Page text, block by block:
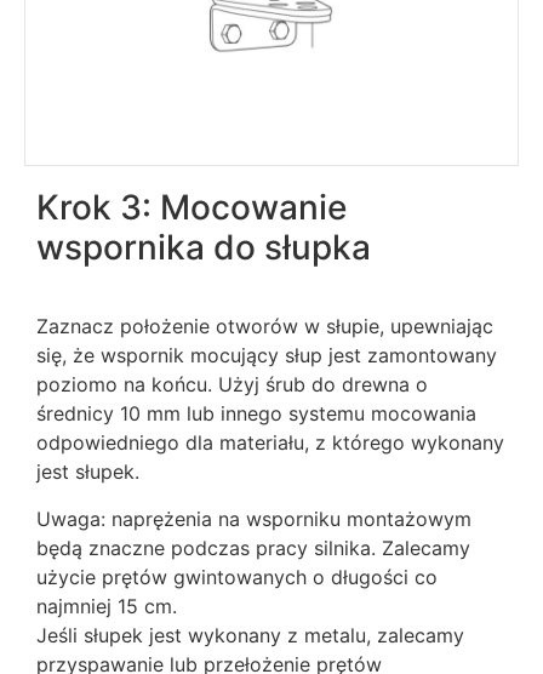
Krok 3: Mocowanie
wspornika do słupka
Zaznacz położenie otworów w słupie, upewniając
się, że wspornik mocujący słup jest zamontowany
poziomo na końcu. Użyj śrub do drewna o
średnicy 10 mm lub innego systemu mocowania
odpowiedniego dla materiału, z którego wykonany
jest słupek.
Uwaga: naprężenia na wsporniku montażowym
będą znaczne podczas pracy silnika. Zalecamy
użycie prętów gwintowanych o długości co
najmniej 15 cm.
Jeśli słupek jest wykonany z metalu, zalecamy
przyspawanie lub przełożenie prętów